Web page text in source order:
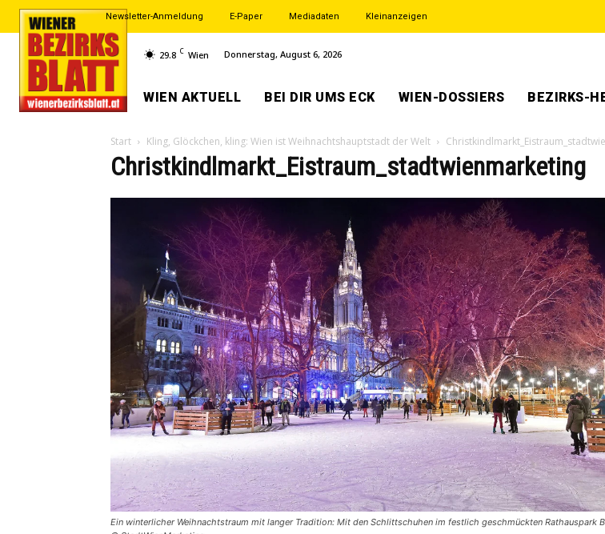
Newsletter-Anmeldung E-Paper Mediadaten Kleinanzeigen
29.8 C Wien Donnerstag, August 6, 2026
WIEN AKTUELL BEI DIR UMS ECK WIEN-DOSSIERS BEZIRKS-
Start Kling, Glöckchen, kling: Wien ist Weihnachtshauptstadt der Welt
Christkindlmarkt_Eistraum_stadtwienmarketing
Ein winterlicher Weihnachtstraum mit langer Tradition: Mit den Schlittschuhen im festlich geschmückten Rathauspark